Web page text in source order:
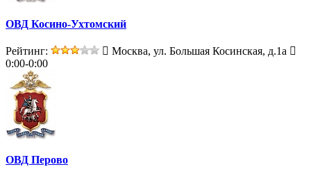
ОВД Косино-Ухтомский
Рейтинг:
Москва, ул. Большая Косинская, д.1а
0:00-0:00
ОВД Перово